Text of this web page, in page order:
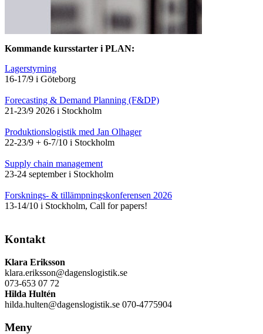
Kommande kursstarter i PLAN:
Lagerstyrning
16-17/9 i Göteborg
Forecasting & Demand Planning (F&DP)
21-23/9 2026 i Stockholm
Produktionslogistik med Jan Olhager
22-23/9 + 6-7/10 i Stockholm
Supply chain management
23-24 september i Stockholm
Forsknings- & tillämpningskonferensen 2026
13-14/10 i Stockholm, Call for papers!
Kontakt
Klara Eriksson
klara.eriksson@dagenslogistik.se
073-653 07 72
Hilda Hultén
hilda.hulten@dagenslogistik.se 070-4775904
Meny